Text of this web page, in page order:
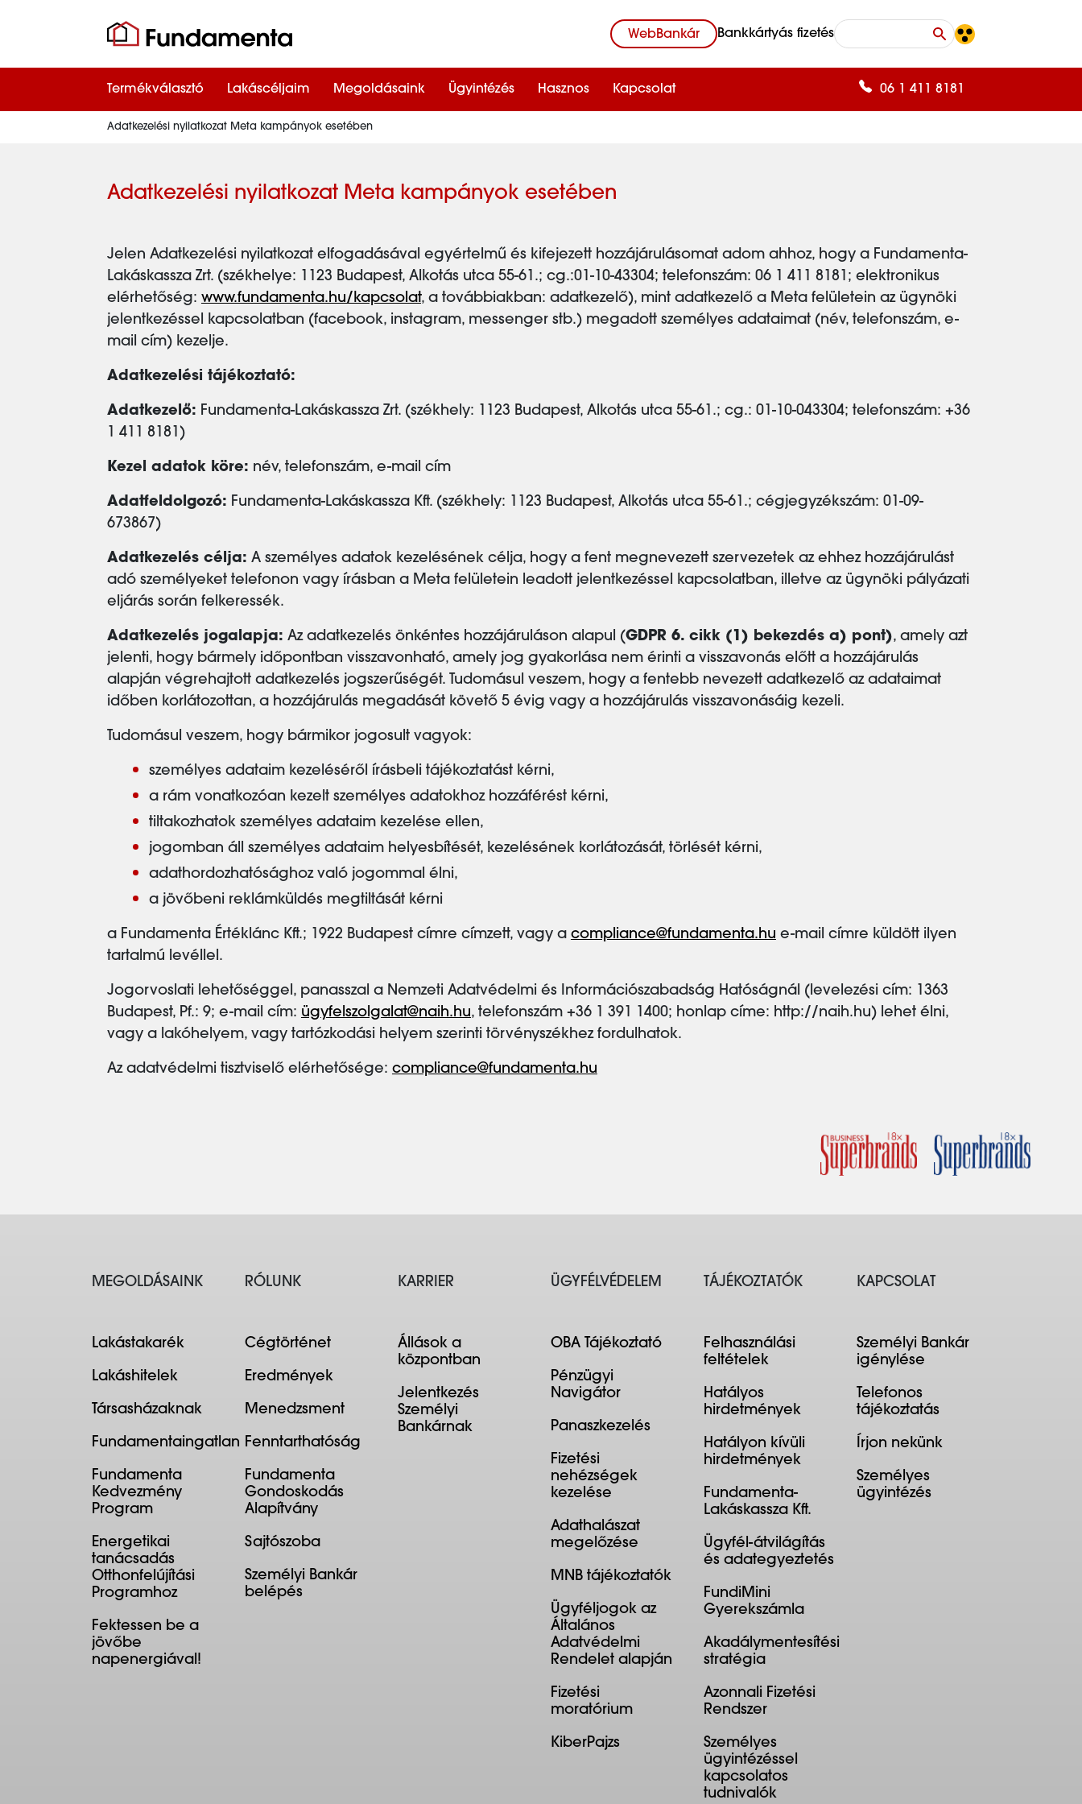
WebBankár Bankkártyás fizetés
Termékválasztó Lakáscéljaim Megoldásaink Ügyintézés Hasznos Kapcsolat 06 1 411 8181
Adatkezelési nyilatkozat Meta kampányok esetében
Adatkezelési nyilatkozat Meta kampányok esetében
Jelen Adatkezelési nyilatkozat elfogadásával egyértelmű és kifejezett hozzájárulásomat adom ahhoz, hogy a Fundamenta-
Lakáskassza Zrt. (székhelye: 1123 Budapest, Alkotás utca 55-61.; cg.:01-10-43304; telefonszám: 06 1 411 8181; elektronikus
elérhetőség: www.fundamenta.hu/kapcsolat, a továbbiakban: adatkezelő), mint adatkezelő a Meta felületein az ügynöki
jelentkezéssel kapcsolatban (facebook, instagram, messenger stb.) megadott személyes adataimat (név, telefonszám, e-
mail cím) kezelje.
Adatkezelési tájékoztató:
Adatkezelő: Fundamenta-Lakáskassza Zrt. (székhely: 1123 Budapest, Alkotás utca 55-61.; cg.: 01-10-043304; telefonszám: +36
1 411 8181)
Kezel adatok köre: név, telefonszám, e-mail cím
Adatfeldolgozó: Fundamenta-Lakáskassza Kft. (székhely: 1123 Budapest, Alkotás utca 55-61.; cégjegyzékszám: 01-09-
673867)
Adatkezelés célja: A személyes adatok kezelésének célja, hogy a fent megnevezett szervezetek az ehhez hozzájárulást
adó személyeket telefonon vagy írásban a Meta felületein leadott jelentkezéssel kapcsolatban, illetve az ügynöki pályázati
eljárás során felkeressék.
Adatkezelés jogalapja: Az adatkezelés önkéntes hozzájáruláson alapul (GDPR 6. cikk (1) bekezdés a) pont), amely azt
jelenti, hogy bármely időpontban visszavonható, amely jog gyakorlása nem érinti a visszavonás előtt a hozzájárulás
alapján végrehajtott adatkezelés jogszerűségét. Tudomásul veszem, hogy a fentebb nevezett adatkezelő az adataimat
időben korlátozottan, a hozzájárulás megadását követő 5 évig vagy a hozzájárulás visszavonásáig kezeli.
Tudomásul veszem, hogy bármikor jogosult vagyok:
személyes adataim kezeléséről írásbeli tájékoztatást kérni,
a rám vonatkozóan kezelt személyes adatokhoz hozzáférést kérni,
tiltakozhatok személyes adataim kezelése ellen,
jogomban áll személyes adataim helyesbítését, kezelésének korlátozását, törlését kérni,
adathordozhatósághoz való jogommal élni,
a jövőbeni reklámküldés megtiltását kérni
a Fundamenta Értéklánc Kft.; 1922 Budapest címre címzett, vagy a compliance@fundamenta.hu e-mail címre küldött ilyen
tartalmú levéllel.
Jogorvoslati lehetőséggel, panasszal a Nemzeti Adatvédelmi és Információszabadság Hatóságnál (levelezési cím: 1363
Budapest, Pf.: 9; e-mail cím: ügyfelszolgalat@naih.hu, telefonszám +36 1 391 1400; honlap címe: http://naih.hu) lehet élni,
vagy a lakóhelyem, vagy tartózkodási helyem szerinti törvényszékhez fordulhatok.
Az adatvédelmi tisztviselő elérhetősége: compliance@fundamenta.hu
MEGOLDÁSAINK
Lakástakarék
Lakáshitelek
Társasházaknak
Fundamentaingatlan
Fundamenta
Kedvezmény
Program
Energetikai
tanácsadás
Otthonfelújítási
Programhoz
Fektessen be a
jövőbe
napenergiával!
RÓLUNK
Cégtörténet
Eredmények
Menedzsment
Fenntarthatóság
Fundamenta
Gondoskodás
Alapítvány
Sajtószoba
Személyi Bankár
belépés
KARRIER
Állások a
központban
Jelentkezés
Személyi
Bankárnak
ÜGYFÉLVÉDELEM
OBA Tájékoztató
Pénzügyi
Navigátor
Panaszkezelés
Fizetési
nehézségek
kezelése
Adathalászat
megelőzése
MNB tájékoztatók
Ügyféljogok az
Általános
Adatvédelmi
Rendelet alapján
Fizetési
moratórium
KiberPajzs
TÁJÉKOZTATÓK
Felhasználási
feltételek
Hatályos
hirdetmények
Hatályon kívüli
hirdetmények
Fundamenta-
Lakáskassza Kft.
Ügyfél-átvilágítás
és adategyeztetés
FundiMini
Gyerekszámla
Akadálymentesítési
stratégia
Azonnali Fizetési
Rendszer
Személyes
ügyintézéssel
kapcsolatos
tudnivalók
KAPCSOLAT
Személyi Bankár
igénylése
Telefonos
tájékoztatás
Írjon nekünk
Személyes
ügyintézés